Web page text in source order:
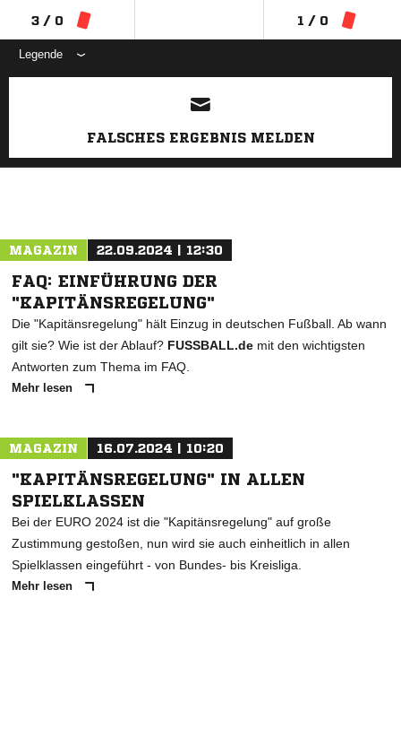
3 / 0 1 / 0
Legende
ANZEIGE
FALSCHES ERGEBNIS MELDEN
MAGAZIN 22.09.2024 | 12:30
FAQ: EINFÜHRUNG DER
"KAPITÄNSREGELUNG"
Die "Kapitänsregelung" hält Einzug in deutschen Fußball. Ab wann
gilt sie? Wie ist der Ablauf? FUSSBALL.de mit den wichtigsten
Antworten zum Thema im FAQ.
Mehr lesen
MAGAZIN 16.07.2024 | 10:20
"KAPITÄNSREGELUNG" IN ALLEN
SPIELKLASSEN
Bei der EURO 2024 ist die "Kapitänsregelung" auf große
Zustimmung gestoßen, nun wird sie auch einheitlich in allen
Spielklassen eingeführt - von Bundes- bis Kreisliga.
Mehr lesen